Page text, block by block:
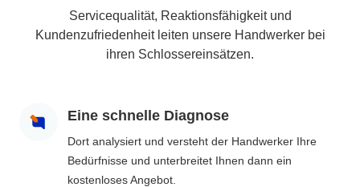
Servicequalität, Reaktionsfähigkeit und
Kundenzufriedenheit leiten unsere Handwerker bei
ihren Schlossereinsätzen.
Eine schnelle Diagnose
Dort analysiert und versteht der Handwerker Ihre
Bedürfnisse und unterbreitet Ihnen dann ein
kostenloses Angebot.